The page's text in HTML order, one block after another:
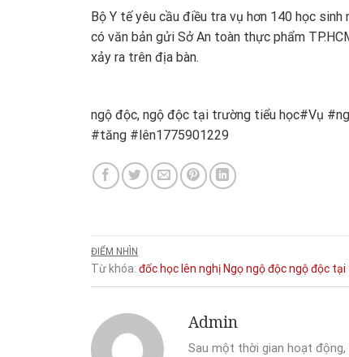
Bộ Y tế yêu cầu điều tra vụ hơn 140 học sinh
có văn bản gửi Sở An toàn thực phẩm
xảy ra trên địa bàn.
ngộ độc, ngộ độc tại trường tiểu học#Vụ
#tăng #lên1775901229
ĐIỂM NHÌN
Từ khóa: đốc học lên nghị Ngọngộ độcngộ độc
Admin
Sau một thời gian hoạt